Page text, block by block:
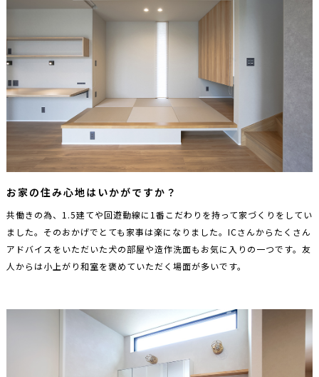
お家の住み心地はいかがですか？
共働きの為、1.5建てや回遊動線に1番こだわりを持って家づくりをしてい
ました。そのおかげでとても家事は楽になりました。ICさんからたくさん
アドバイスをいただいた犬の部屋や造作洗面もお気に入りの一つです。友
人からは小上がり和室を褒めていただく場面が多いです。